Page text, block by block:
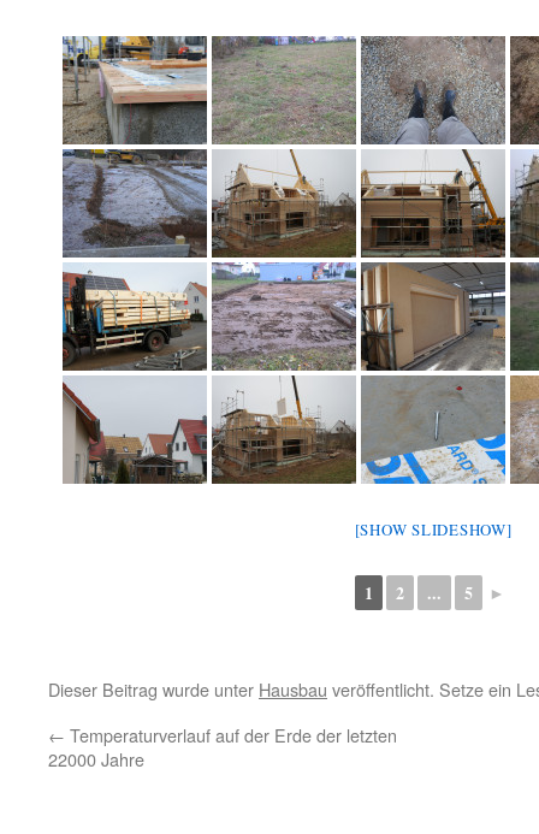
[SHOW SLIDESHOW]
1 2 ... 5 ►
Dieser Beitrag wurde unter Hausbau veröffentlicht. Setze ein
← Temperaturverlauf auf der Erde der letzten
22000 Jahre